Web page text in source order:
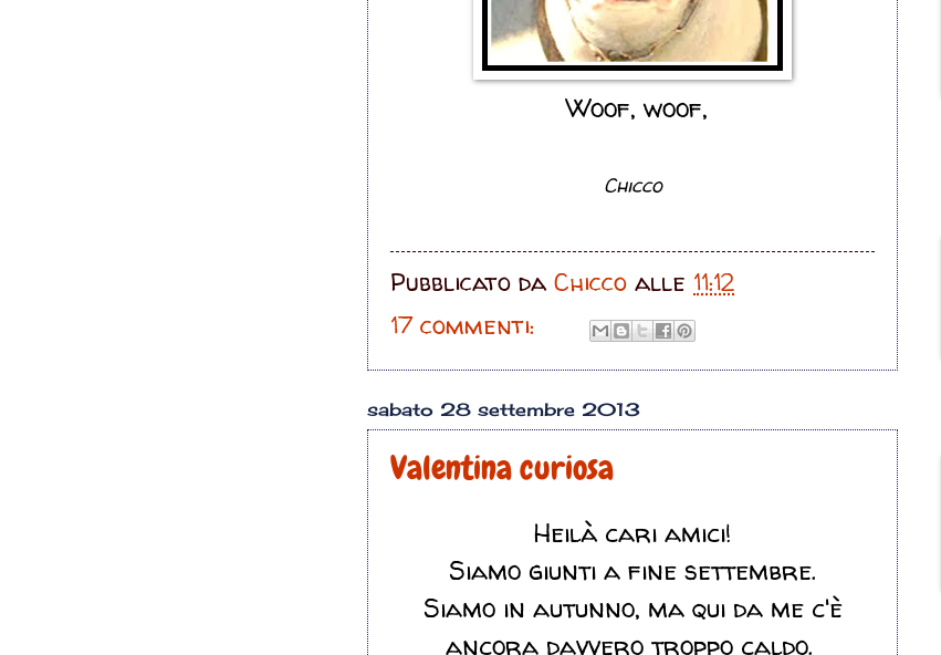
Woof, woof,
Chicco
Pubblicato da Chicco alle 11:12
17 commenti:
sabato 28 settembre 2013
Valentina curiosa
Heilà cari amici!
Siamo giunti a fine settembre.
Siamo in autunno, ma qui da me c'è
ancora davvero troppo caldo.